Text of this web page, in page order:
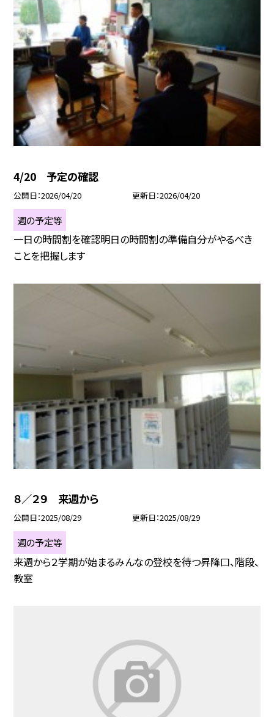
4/20 予定の確認
公開日 2026/04/20 更新日 2026/04/20
週の予定等
一日の時間割を確認明日の時間割の準備自分がやるべき
ことを把握します
８／２９ 来週から
公開日 2025/08/29 更新日 2025/08/29
週の予定等
来週から２学期が始まるみんなの登校を待つ昇降口、階段、
教室